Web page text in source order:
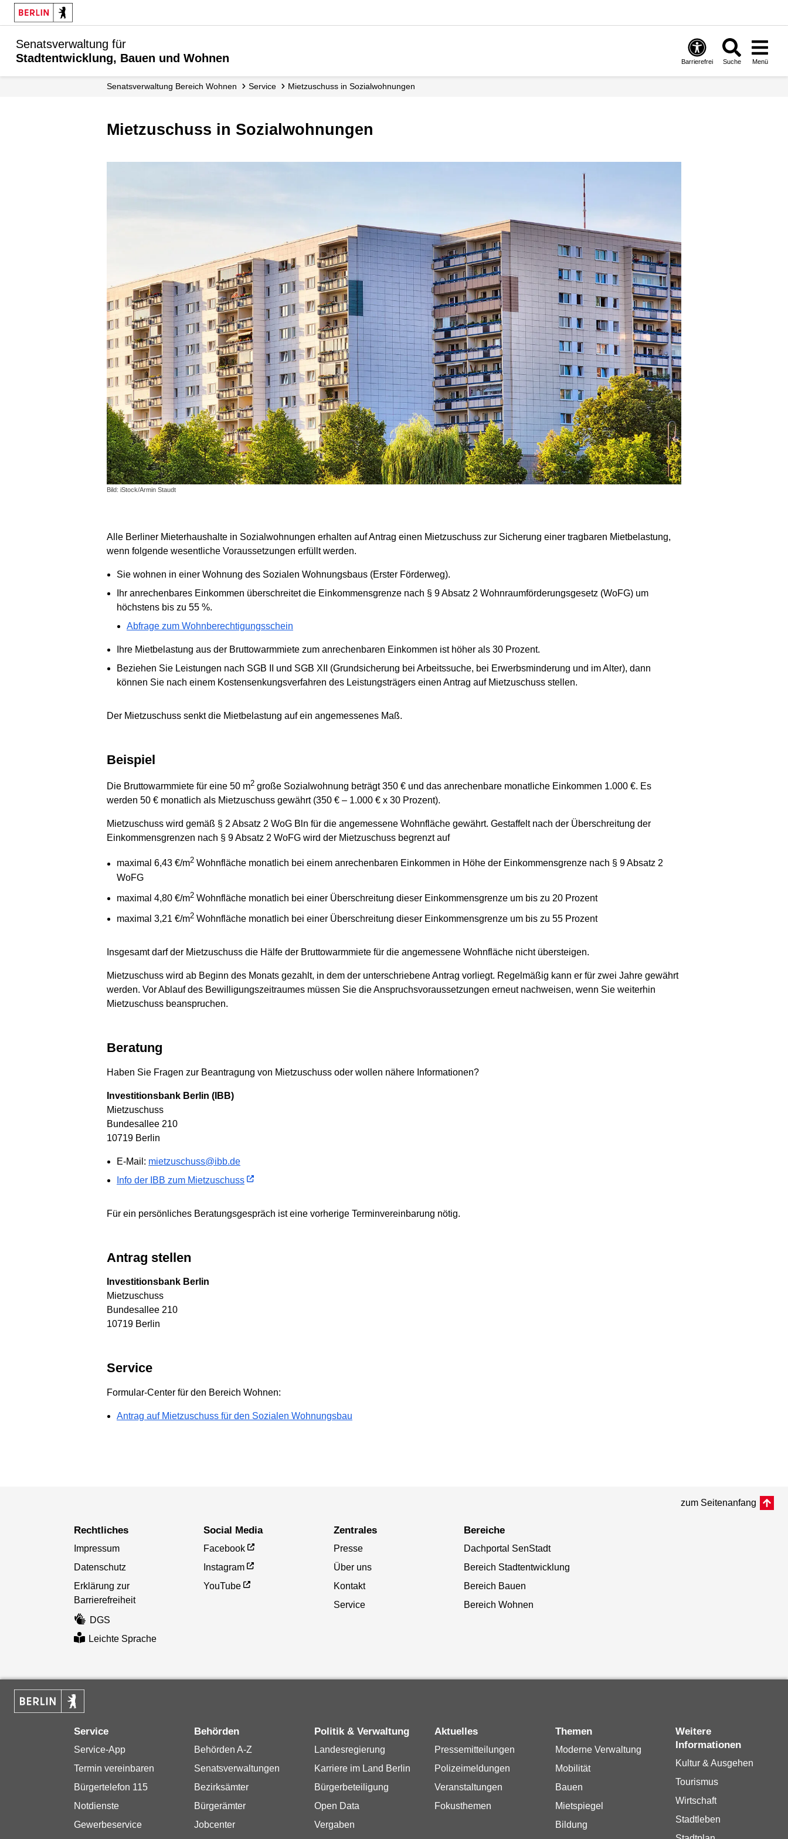
Senatsverwaltung für
Stadtentwicklung, Bauen und Wohnen
Barrierefrei Suche Menü
Senats­verwaltung Bereich Wohnen Service Mietzuschuss in Sozialwohnungen
Mietzuschuss in Sozialwohnungen
Bild: iStock/Armin Staudt
Alle Berliner Mieterhaushalte in Sozialwohnungen erhalten auf Antrag einen Mietzuschuss zur Sicherung einer tragbaren Mietbelastung,
wenn folgende wesentliche Voraussetzungen erfüllt werden.
Sie wohnen in einer Wohnung des Sozialen Wohnungsbaus (Erster Förderweg).
Ihr anrechenbares Einkommen überschreitet die Einkommensgrenze nach § 9 Absatz 2 Wohnraumförderungsgesetz (WoFG) um
höchstens bis zu 55 %.
Abfrage zum Wohnberechtigungsschein
Ihre Mietbelastung aus der Bruttowarmmiete zum anrechenbaren Einkommen ist höher als 30 Prozent.
Beziehen Sie Leistungen nach SGB II und SGB XII (Grundsicherung bei Arbeitssuche, bei Erwerbsminderung und im Alter), dann
können Sie nach einem Kostensenkungsverfahren des Leistungsträgers einen Antrag auf Mietzuschuss stellen.
Der Mietzuschuss senkt die Mietbelastung auf ein angemessenes Maß.
Beispiel
Die Bruttowarmmiete für eine 50 m2 große Sozialwohnung beträgt 350 € und das anrechenbare monatliche Einkommen 1.000 €. Es
werden 50 € monatlich als Mietzuschuss gewährt (350 € – 1.000 € x 30 Prozent).
Mietzuschuss wird gemäß § 2 Absatz 2 WoG Bln für die angemessene Wohnfläche gewährt. Gestaffelt nach der Überschreitung der
Einkommens­grenzen nach § 9 Absatz 2 WoFG wird der Mietzuschuss begrenzt auf
maximal 6,43 €/m2 Wohnfläche monatlich bei einem anrechenbaren Einkommen in Höhe der Einkommensgrenze nach § 9 Absatz 2
WoFG
maximal 4,80 €/m2 Wohnfläche monatlich bei einer Überschreitung dieser Einkommensgrenze um bis zu 20 Prozent
maximal 3,21 €/m2 Wohnfläche monatlich bei einer Überschreitung dieser Einkommensgrenze um bis zu 55 Prozent
Insgesamt darf der Mietzuschuss die Hälfe der Bruttowarmmiete für die angemessene Wohnfläche nicht übersteigen.
Mietzuschuss wird ab Beginn des Monats gezahlt, in dem der unterschriebene Antrag vorliegt. Regelmäßig kann er für zwei Jahre gewährt
werden. Vor Ablauf des Bewilligungszeitraumes müssen Sie die Anspruchsvoraussetzungen erneut nachweisen, wenn Sie weiterhin
Mietzuschuss beanspruchen.
Beratung
Haben Sie Fragen zur Beantragung von Mietzuschuss oder wollen nähere Informationen?
Investitionsbank Berlin (IBB)
Mietzuschuss
Bundesallee 210
10719 Berlin
E-Mail: mietzuschuss@ibb.de
Info der IBB zum Mietzuschuss
Für ein persönliches Beratungsgespräch ist eine vorherige Terminvereinbarung nötig.
Antrag stellen
Investitionsbank Berlin
Mietzuschuss
Bundesallee 210
10719 Berlin
Service
Formular-Center für den Bereich Wohnen:
Antrag auf Mietzuschuss für den Sozialen Wohnungsbau
zum Seitenanfang
Rechtliches
Impressum
Datenschutz
Erklärung zur
Barrierefreiheit
DGS
Leichte Sprache
Social Media
Facebook
Instagram
YouTube
Zentrales
Presse
Über uns
Kontakt
Service
Bereiche
Dachportal SenStadt
Bereich Stadtentwicklung
Bereich Bauen
Bereich Wohnen
Service
Service-App
Termin vereinbaren
Bürgertelefon 115
Notdienste
Gewerbeservice
Behörden
Behörden A-Z
Senatsverwaltungen
Bezirksämter
Bürgerämter
Jobcenter
Politik & Verwaltung
Landesregierung
Karriere im Land Berlin
Bürgerbeteiligung
Open Data
Vergaben
Aktuelles
Pressemitteilungen
Polizeimeldungen
Veranstaltungen
Fokusthemen
Themen
Moderne Verwaltung
Mobilität
Bauen
Mietspiegel
Bildung
Weitere
Informationen
Kultur & Ausgehen
Tourismus
Wirtschaft
Stadtleben